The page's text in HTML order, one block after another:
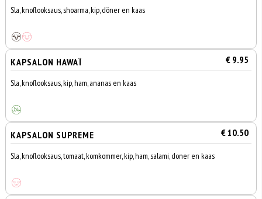
Sla, knoflooksaus, shoarma, kip, döner en kaas
KAPSALON HAWAÏ € 9.95
Sla, knoflooksaus, kip, ham, ananas en kaas
KAPSALON SUPREME € 10.50
Sla, knoflooksaus, tomaat, komkommer, kip, ham, salami, doner en kaas